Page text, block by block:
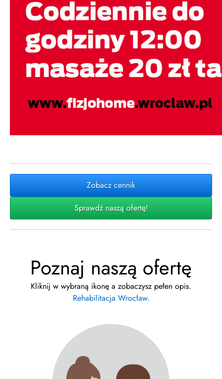
Zobacz cennik
Sprawdź naszą ofertę!
Poznaj naszą ofertę
Kliknij w wybraną ikonę a zobaczysz pełen opis.
Rehabilitacja Wrocław.